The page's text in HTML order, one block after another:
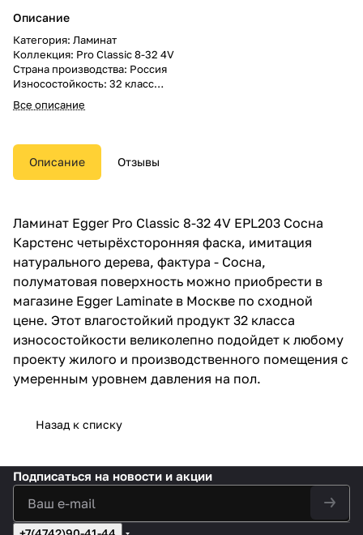
Описание
Категория: Ламинат
Коллекция: Pro Classic 8-32 4V
Страна производства: Россия
Износостойкость: 32 класс
Гарантия: 20 лет
Поверхность: полуматовая
имитация натурального дерева
Рисунок: Под дерево 1-полоса
Вид дерева: Сосна
В упаковке: 8 шт.
Метраж: 1.9948 м.кв.
Все описание
Описание Отзывы
Ламинат Egger Pro Classic 8-32 4V EPL203 Сосна
Карстенс четырёхсторонняя фаска, имитация
натурального дерева, фактура - Сосна,
полуматовая поверхность можно приобрести в
магазине Egger Laminate в Москве по сходной
цене. Этот влагостойкий продукт 32 класса
износостойкости великолепно подойдет к любому
проекту жилого и производственного помещения с
умеренным уровнем давления на пол.
Назад к списку
Подписаться на новости и акции